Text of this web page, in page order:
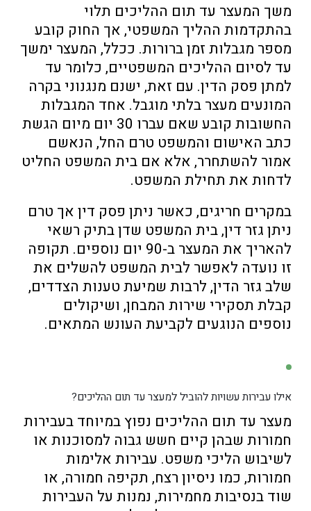
משך המעצר עד תום ההליכים תלוי
בהתקדמות ההליך המשפטי, אך החוק קובע
מספר מגבלות זמן ברורות. ככלל, המעצר ימשך
עד לסיום ההליכים המשפטיים, כלומר עד
למתן פסק הדין. עם זאת, ישנם מנגנוני בקרה
המונעים מעצר בלתי מוגבל. אחד המגבלות
החשובות קובע שאם עברו 30 יום מיום הגשת
כתב האישום והמשפט טרם החל, הנאשם
אמור להשתחרר, אלא אם בית המשפט החליט
לדחות את תחילת המשפט.
במקרים חריגים, כאשר ניתן פסק דין אך טרם
ניתן גזר דין, בית המשפט שדן בתיק רשאי
להאריך את המעצר ב-90 יום נוספים. תקופה
זו נועדה לאפשר לבית המשפט להשלים את
שלב גזר הדין, לרבות שמיעת טענות הצדדים,
קבלת תסקירי שירות המבחן, ושיקולים
נוספים הנוגעים לקביעת העונש המתאים.
אילו עבירות עשויות להוביל למעצר עד תום ההליכים?
מעצר עד תום ההליכים נפוץ במיוחד בעבירות
חמורות שבהן קיים חשש גבוה למסוכנות או
לשיבוש הליכי משפט. עבירות אלימות
חמורות, כמו ניסיון רצח, תקיפה חמורה, או
שוד בנסיבות מחמירות, נמנות על העבירות